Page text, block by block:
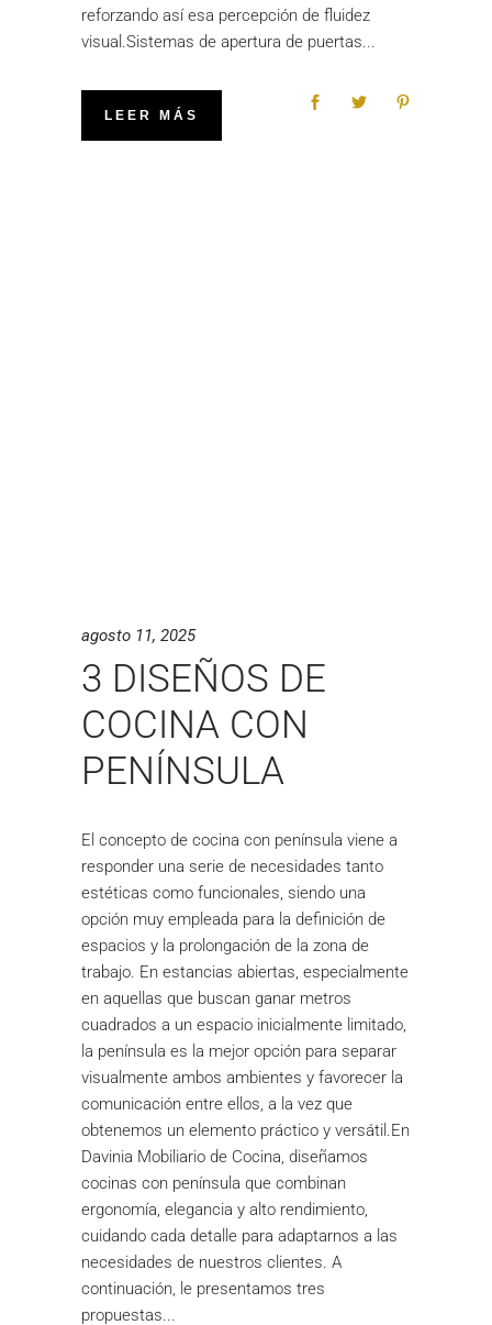
reforzando así esa percepción de fluidez
visual.Sistemas de apertura de puertas
LEER MÁS
agosto 11, 2025
3 DISEÑOS DE
COCINA CON
PENÍNSULA
El concepto de cocina con península viene a
responder una serie de necesidades tanto
estéticas como funcionales, siendo una
opción muy empleada para la definición de
espacios y la prolongación de la zona de
trabajo. En estancias abiertas, especialmente
en aquellas que buscan ganar metros
cuadrados a un espacio inicialmente limitado,
la península es la mejor opción para separar
visualmente ambos ambientes y favorecer la
comunicación entre ellos, a la vez que
obtenemos un elemento práctico y versátil.En
Davinia Mobiliario de Cocina, diseñamos
cocinas con península que combinan
ergonomía, elegancia y alto rendimiento,
cuidando cada detalle para adaptarnos a las
necesidades de nuestros clientes. A
continuación, le presentamos tres
propuestas